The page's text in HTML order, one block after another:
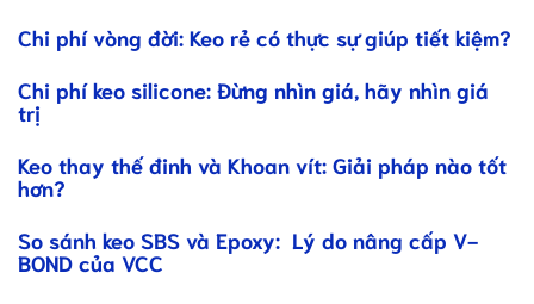
Chi phí vòng đời: Keo rẻ có thực sự giúp tiết kiệm?
Chi phí keo silicone: Đừng nhìn giá, hãy nhìn giá
trị
Keo thay thế đinh và Khoan vít: Giải pháp nào tốt
hơn?
So sánh keo SBS và Epoxy: Lý do nâng cấp V-
BOND của VCC